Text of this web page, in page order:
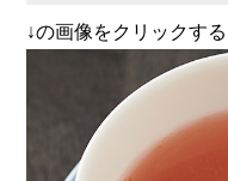
↓の画像をクリックす